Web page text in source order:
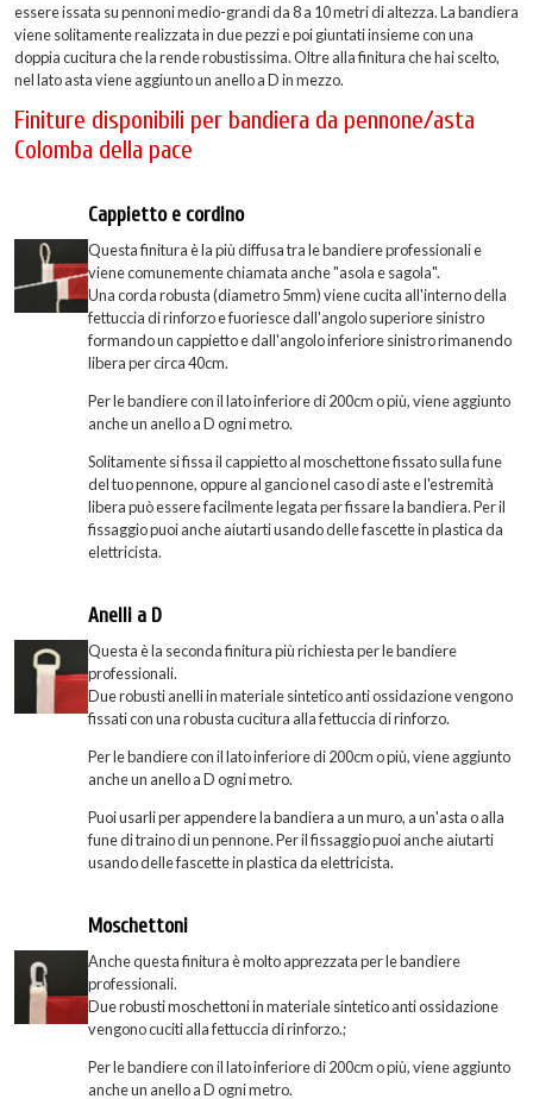
essere issata su pennoni medio-grandi da 8 a 10 metri di altezza. La bandiera
viene solitamente realizzata in due pezzi e poi giuntati insieme con una
doppia cucitura che la rende robustissima. Oltre alla finitura che hai scelto,
nel lato asta viene aggiunto un anello a D in mezzo.
Finiture disponibili per bandiera da pennone/asta
Colomba della pace
Cappietto e cordino
Questa finitura è la più diffusa tra le bandiere professionali e
viene comunemente chiamata anche "asola e sagola".
Una corda robusta (diametro 5mm) viene cucita all'interno della
fettuccia di rinforzo e fuoriesce dall'angolo superiore sinistro
formando un cappietto e dall'angolo inferiore sinistro rimanendo
libera per circa 40cm.
Per le bandiere con il lato inferiore di 200cm o più, viene aggiunto
anche un anello a D ogni metro.
Solitamente si fissa il cappietto al moschettone fissato sulla fune
del tuo pennone, oppure al gancio nel caso di aste e l'estremità
libera può essere facilmente legata per fissare la bandiera. Per il
fissaggio puoi anche aiutarti usando delle fascette in plastica da
elettricista.
Anelli a D
Questa è la seconda finitura più richiesta per le bandiere
professionali.
Due robusti anelli in materiale sintetico anti ossidazione vengono
fissati con una robusta cucitura alla fettuccia di rinforzo.
Per le bandiere con il lato inferiore di 200cm o più, viene aggiunto
anche un anello a D ogni metro.
Puoi usarli per appendere la bandiera a un muro, a un'asta o alla
fune di traino di un pennone. Per il fissaggio puoi anche aiutarti
usando delle fascette in plastica da elettricista.
Moschettoni
Anche questa finitura è molto apprezzata per le bandiere
professionali.
Due robusti moschettoni in materiale sintetico anti ossidazione
vengono cuciti alla fettuccia di rinforzo.;
Per le bandiere con il lato inferiore di 200cm o più, viene aggiunto
anche un anello a D ogni metro.